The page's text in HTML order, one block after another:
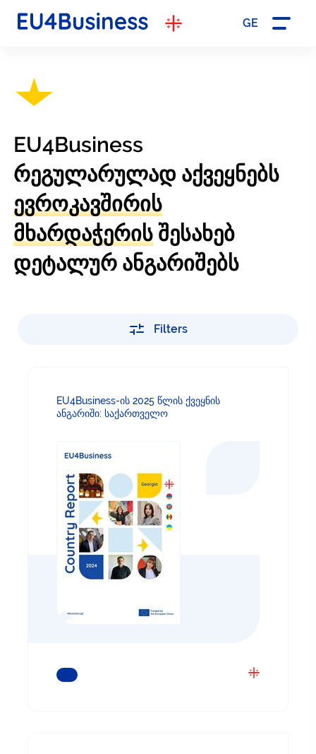
EU4Business
რეგულარულად აქვეყნებს
ევროკავშირის
მხარდაჭერის შესახებ
დეტალურ ანგარიშებს
Filters
EU4Business-ის 2025 წლის ქვეყნის
ანგარიში: საქართველო
ᲒᲐᲘᲒᲔᲗ ᲛᲔᲢᲘ
GE